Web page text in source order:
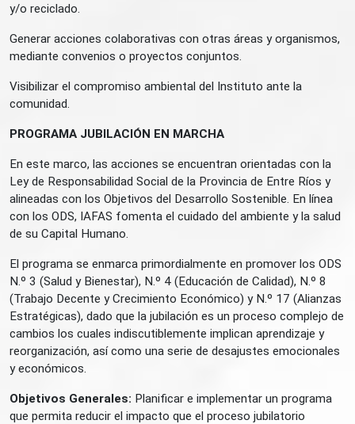
y/o reciclado.
Generar acciones colaborativas con otras áreas y organismos,
mediante convenios o proyectos conjuntos.
Visibilizar el compromiso ambiental del Instituto ante la
comunidad.
PROGRAMA JUBILACIÓN EN MARCHA
En este marco, las acciones se encuentran orientadas con la
Ley de Responsabilidad Social de la Provincia de Entre Ríos y
alineadas con los Objetivos del Desarrollo Sostenible. En línea
con los ODS, IAFAS fomenta el cuidado del ambiente y la salud
de su Capital Humano.
El programa se enmarca primordialmente en promover los ODS
N.º 3 (Salud y Bienestar), N.º 4 (Educación de Calidad), N.º 8
(Trabajo Decente y Crecimiento Económico) y N.º 17 (Alianzas
Estratégicas), dado que la jubilación es un proceso complejo de
cambios los cuales indiscutiblemente implican aprendizaje y
reorganización, así como una serie de desajustes emocionales
y económicos.
Objetivos Generales: Planificar e implementar un programa
que permita reducir el impacto que el proceso jubilatorio